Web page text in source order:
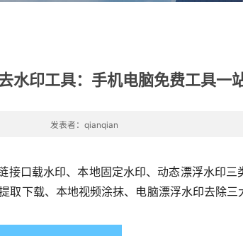
水印工具：手机电脑免费工具一
发表者：qianqian
口载水印、本地固定水印、动态漂浮水印
取下载、本地视频涂抹、电脑漂浮水印去除